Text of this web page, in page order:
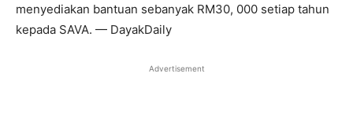
menyediakan bantuan sebanyak RM30, 000 setiap tahun
kepada SAVA. — DayakDaily
Advertisement